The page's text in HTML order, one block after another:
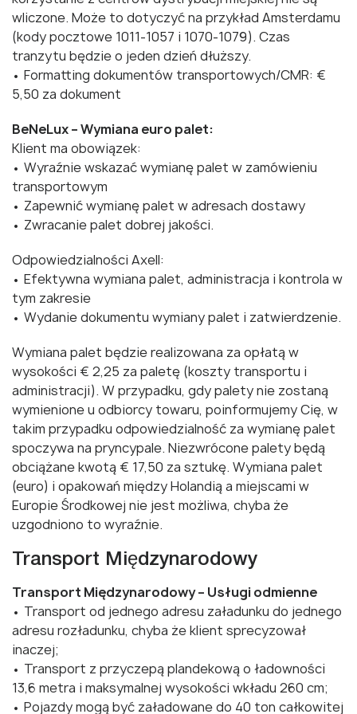
wliczone. Może to dotyczyć na przykład Amsterdamu
(kody pocztowe 1011-1057 i 1070-1079). Czas
tranzytu będzie o jeden dzień dłuższy.
• Formatting dokumentów transportowych/CMR: €
5,50 za dokument
BeNeLux – Wymiana euro palet:
Klient ma obowiązek:
• Wyraźnie wskazać wymianę palet w zamówieniu
transportowym
• Zapewnić wymianę palet w adresach dostawy
• Zwracanie palet dobrej jakości.
Odpowiedzialności Axell:
• Efektywna wymiana palet, administracja i kontrola w
tym zakresie
• Wydanie dokumentu wymiany palet i zatwierdzenie.
Wymiana palet będzie realizowana za opłatą w
wysokości € 2,25 za paletę (koszty transportu i
administracji). W przypadku, gdy palety nie zostaną
wymienione u odbiorcy towaru, poinformujemy Cię, w
takim przypadku odpowiedzialność za wymianę palet
spoczywa na pryncypale. Niezwrócone palety będą
obciążane kwotą € 17,50 za sztukę. Wymiana palet
(euro) i opakowań między Holandią a miejscami w
Europie Środkowej nie jest możliwa, chyba że
uzgodniono to wyraźnie.
Transport Międzynarodowy
Transport Międzynarodowy – Usługi odmienne
• Transport od jednego adresu załadunku do jednego
adresu rozładunku, chyba że klient sprecyzował
inaczej;
• Transport z przyczepą plandekową o ładowności
13,6 metra i maksymalnej wysokości wkładu 260 cm;
• Pojazdy mogą być załadowane do 40 ton całkowitej